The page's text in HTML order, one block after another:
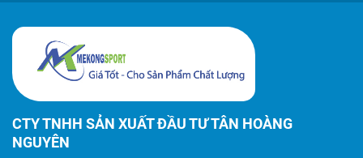
CTY TNHH SẢN XUẤT ĐẦU TƯ TÂN HOÀNG
NGUYÊN